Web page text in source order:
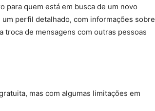
para quem está em busca de um novo
perfil detalhado, com informações sobre
de mensagens com outras pessoas
mas com algumas limitações em